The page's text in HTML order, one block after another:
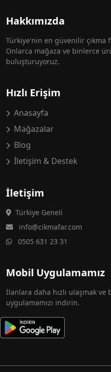
Hakkımızda
Türkiye'nin en güvenilir çıkma
Onlarca mağaza ve binlerce
buluşturuyoruz.
Hızlı Erişim
Anasayfa
Mağazalar
Blog
İletişim & Destek
İletişim
Türkiye Geneli
info@cikmafar.com
0505 631 23 31
Mobil Uygulamamız
İlanlara daha hızlı ulaşmak
uygulamamızı indirin.